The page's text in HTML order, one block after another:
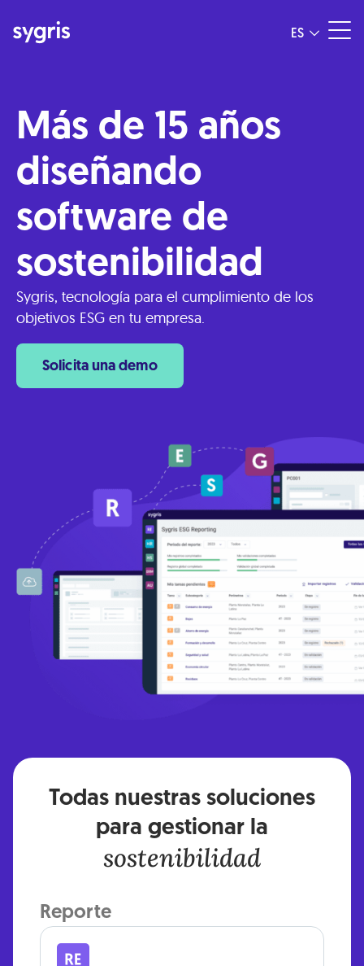
ES
Más de 15 años
diseñando
software de
sostenibilidad
Sygris, tecnología para el cumplimiento de los
objetivos ESG en tu empresa.
Solicita una demo
Todas nuestras soluciones
para gestionar la
sostenibilidad
Reporte